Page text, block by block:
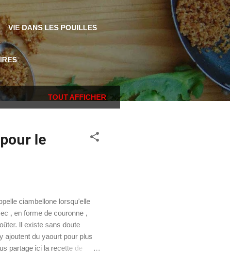
VIE DANS LES POUILLES
TOUT AFFICHER
le
ciambellone lorsqu’elle
, en forme de couronne ,
Il existe sans doute
ajoutent du yaourt pour plus
partage ici la recette de